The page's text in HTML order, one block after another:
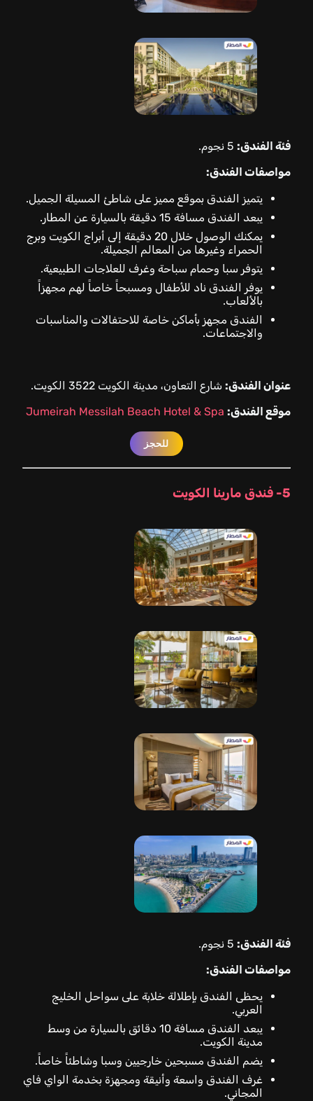
فئة الفندق:
مواصفات الفندق:
يتميز الفندق بموقع مميز على شاطئ المسيلة الجميل.
يبعد الفندق مسافة 15 دقيقة بالسيارة عن المطار.
يمكنك الوصول خلال 20 دقيقة إلى أبراج الكويت وبرج
الحمراء وغيرها من المعالم الجميلة.
يتوفر سبا وحمام سباحة وغرف للعلاجات الطبيعية.
يوفر الفندق ناد للأطفال ومسبحاً خاصاً لهم مجهزاً
بالألعاب.
الفندق مجهز بأماكن خاصة للاحتفالات والمناسبات
والاجتماعات.
عنوان الفندق: شارع التعاون، مدينة الكويت 3522 الكويت.
موقع الفندق: Jumeirah Messilah Beach Hotel & Spa
للحجز
5- فندق مارينا الكويت
فئة الفندق:
مواصفات الفندق:
يحظى الفندق بإطلالة خلابة على سواحل الخليج
العربي.
يبعد الفندق مسافة 10 دقائق بالسيارة من وسط
مدينة الكويت.
يضم الفندق مسبحين خارجيين وسبا وشاطئاً خاصاً.
غرف الفندق واسعة وأنيقة ومجهزة بخدمة الواي فاي
المجاني.